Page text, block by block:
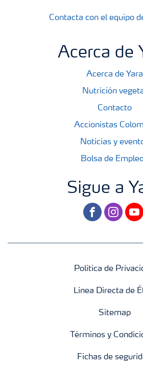
Contacta con el equipo
Acerca de
Acerca de Yara
Nutrición
Contacto
Accionistas
Noticias y
Bolsa de
Sigue a
facebookinstagram
Política de
Línea Directa de
Sitemap
Términos y
Fichas de